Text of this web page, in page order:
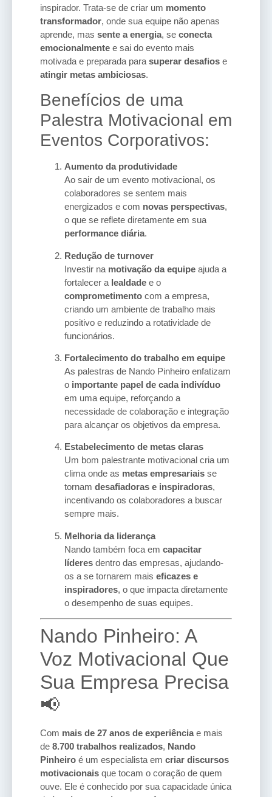
inspirador. Trata-se de criar um momento
transformador, onde sua equipe não apenas
aprende, mas sente a energia, se conecta
emocionalmente e sai do evento mais
motivada e preparada para superar desafios e
atingir metas ambiciosas.
Benefícios de uma
Palestra Motivacional em
Eventos Corporativos:
Aumento da produtividade
Ao sair de um evento motivacional, os
colaboradores se sentem mais
energizados e com novas perspectivas,
o que se reflete diretamente em sua
performance diária.
Redução de turnover
Investir na motivação da equipe ajuda a
fortalecer a lealdade e o
comprometimento com a empresa,
criando um ambiente de trabalho mais
positivo e reduzindo a rotatividade de
funcionários.
Fortalecimento do trabalho em equipe
As palestras de Nando Pinheiro enfatizam
o importante papel de cada indivíduo
em uma equipe, reforçando a
necessidade de colaboração e integração
para alcançar os objetivos da empresa.
Estabelecimento de metas claras
Um bom palestrante motivacional cria um
clima onde as metas empresariais se
tornam desafiadoras e inspiradoras,
incentivando os colaboradores a buscar
sempre mais.
Melhoria da liderança
Nando também foca em capacitar
líderes dentro das empresas, ajudando-
os a se tornarem mais eficazes e
inspiradores, o que impacta diretamente
o desempenho de suas equipes.
Nando Pinheiro: A
Voz Motivacional Que
Sua Empresa Precisa
📢
Com mais de 27 anos de experiênciae mais
de 8.700 trabalhos realizados, Nando
Pinheiro é um especialista em criar discursos
motivacionais que tocam o coração de quem
ouve. Ele é conhecido por sua capacidade única